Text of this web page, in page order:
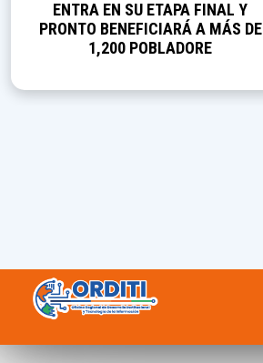
ENTRA EN SU ETAPA FINAL Y
PRONTO BENEFICIARÁ A MÁS DE
1,200 POBLADORE